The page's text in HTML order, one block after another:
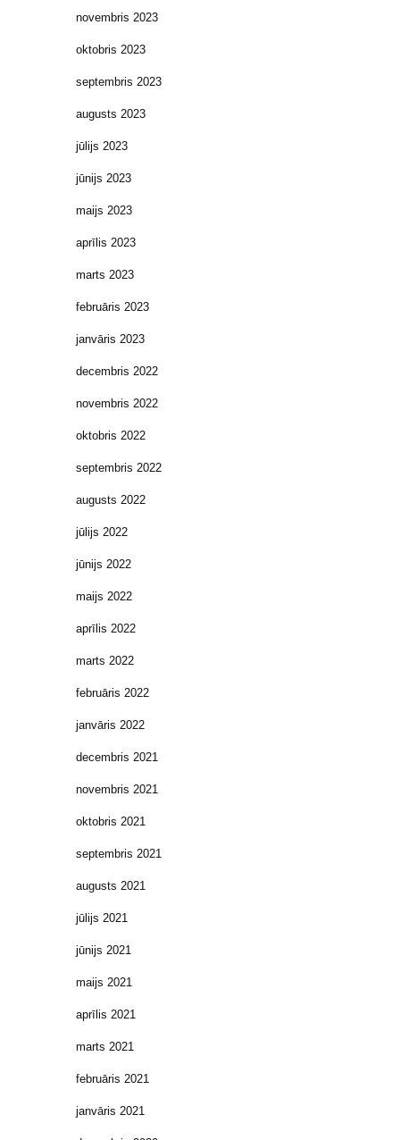
novembris 2023
oktobris 2023
septembris 2023
augusts 2023
jūlijs 2023
jūnijs 2023
maijs 2023
aprīlis 2023
marts 2023
februāris 2023
janvāris 2023
decembris 2022
novembris 2022
oktobris 2022
septembris 2022
augusts 2022
jūlijs 2022
jūnijs 2022
maijs 2022
aprīlis 2022
marts 2022
februāris 2022
janvāris 2022
decembris 2021
novembris 2021
oktobris 2021
septembris 2021
augusts 2021
jūlijs 2021
jūnijs 2021
maijs 2021
aprīlis 2021
marts 2021
februāris 2021
janvāris 2021